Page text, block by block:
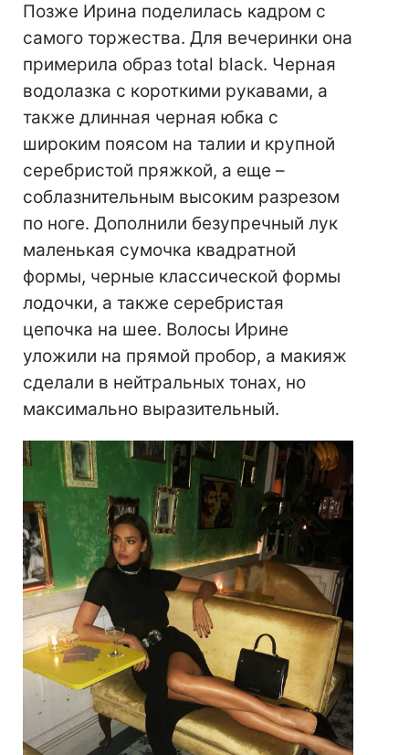
Позже Ирина поделилась кадром с
самого торжества. Для вечеринки она
примерила образ total black. Черная
водолазка с короткими рукавами, а
также длинная черная юбка с
широким поясом на талии и крупной
серебристой пряжкой, а еще –
соблазнительным высоким разрезом
по ноге. Дополнили безупречный лук
маленькая сумочка квадратной
формы, черные классической формы
лодочки, а также серебристая
цепочка на шее. Волосы Ирине
уложили на прямой пробор, а макияж
сделали в нейтральных тонах, но
максимально выразительный.